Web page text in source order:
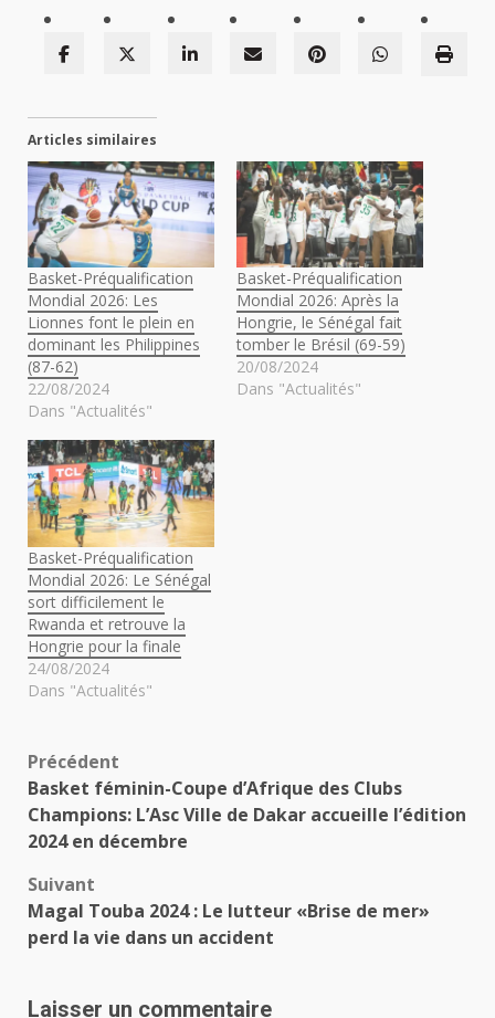
Articles similaires
Basket-Préqualification
Mondial 2026: Les
Lionnes font le plein en
dominant les Philippines
(87-62)
22/08/2024
Dans "Actualités"
Basket-Préqualification
Mondial 2026: Après la
Hongrie, le Sénégal fait
tomber le Brésil (69-59)
20/08/2024
Dans "Actualités"
Basket-Préqualification
Mondial 2026: Le Sénégal
sort difficilement le
Rwanda et retrouve la
Hongrie pour la finale
24/08/2024
Dans "Actualités"
Navigation
d’article
Précédent
Basket féminin-Coupe d’Afrique des Clubs
Champions: L’Asc Ville de Dakar accueille l’édition
2024 en décembre
Suivant
Magal Touba 2024 : Le lutteur «Brise de mer»
perd la vie dans un accident
Laisser un commentaire